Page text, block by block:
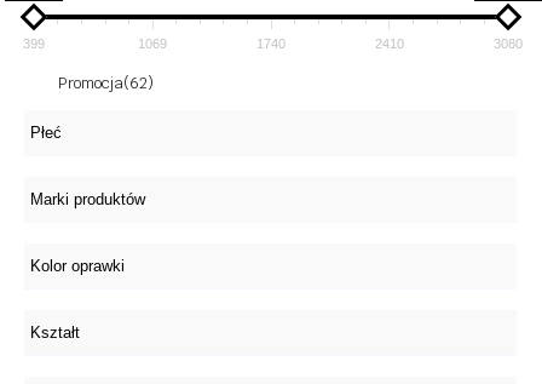
399 1069 1740 2410 3080
Promocja(62)